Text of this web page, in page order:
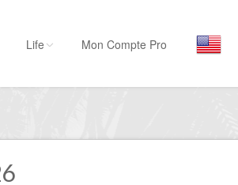
Séjourner
Life Mon Compte Pro